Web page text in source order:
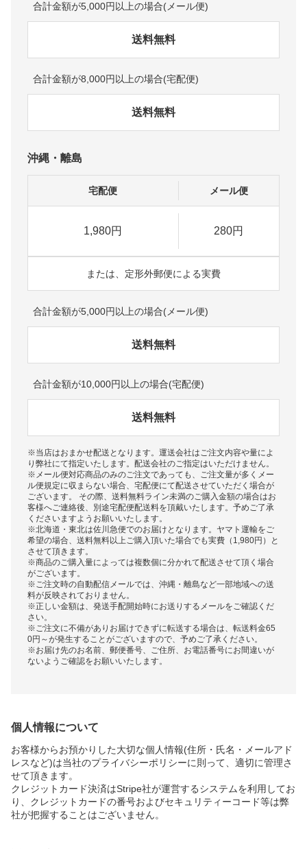
合計金額が5,000円以上の場合(メール便)
送料無料
合計金額が8,000円以上の場合(宅配便)
送料無料
沖縄・離島
宅配便 メール便
1,980円 280円
または、定形外郵便による実費
合計金額が5,000円以上の場合(メール便)
送料無料
合計金額が10,000円以上の場合(宅配便)
送料無料
※当店はおまかせ配送となります。運送会社はご注文内容や量によ
り弊社にて指定いたします。配送会社のご指定はいただけません。
※メール便対応商品のみのご注文であっても、ご注文量が多くメー
ル便規定に収まらない場合、宅配便にて配送させていただく場合が
ございます。 その際、送料無料ライン未満のご購入金額の場合はお
客様へご連絡後、別途宅配便配送料を頂戴いたします。予めご了承
くださいますようお願いいたします。
※北海道・東北は佐川急便でのお届けとなります。ヤマト運輸をご
希望の場合、送料無料以上ご購入頂いた場合でも実費（1,980円）と
させて頂きます。
※商品のご購入量によっては複数個に分かれて配送させて頂く場合
がございます。
※ご注文時の自動配信メールでは、沖縄・離島など一部地域への送
料が反映されておりません。
※正しい金額は、発送手配開始時にお送りするメールをご確認くだ
さい。
※ご注文に不備がありお届けできずに転送する場合は、転送料金65
0円～が発生することがございますので、予めご了承ください。
※お届け先のお名前、郵便番号、ご住所、お電話番号にお間違いが
ないようご確認をお願いいたします。
個人情報について
お客様からお預かりした大切な個人情報(住所・氏名・メールアド
レスなど)は当社のプライバシーポリシーに則って、適切に管理さ
せて頂きます。
クレジットカード決済はStripe社が運営するシステムを利用してお
り、クレジットカードの番号およびセキュリティーコード等は弊
社が把握することはございません。